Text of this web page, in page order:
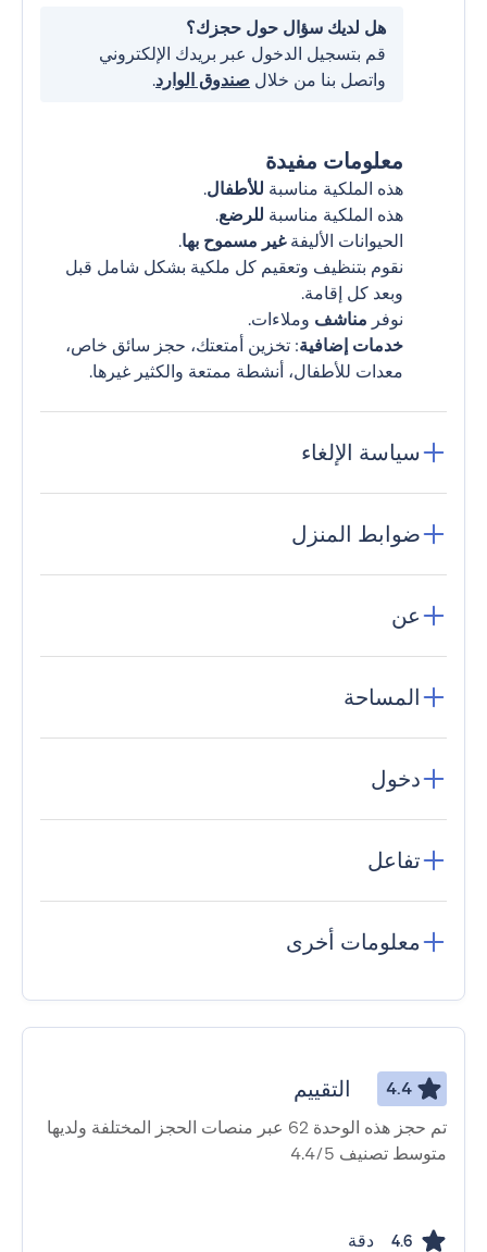
هل لديك سؤال حول حجزك؟
قم بتسجيل الدخول عبر بريدك الإلكتروني
واتصل بنا من خلال صندوق الوارد.
معلومات مفيدة
هذه الملكية مناسبة للأطفال.
هذه الملكية مناسبة للرضع.
الحيوانات الأليفةغير مسموح بها.
نقوم بتنظيف وتعقيم كل ملكية بشكل شامل قبل
وبعد كل إقامة.
نوفر مناشف وملاءات.
خدمات إضافية: تخزين أمتعتك، حجز سائق خاص،
معدات للأطفال، أنشطة ممتعة والكثير غيرها.
سياسة الإلغاء
ضوابط المنزل
عن
المساحة
دخول
تفاعل
معلومات أخرى
4.4 التقييم
تم حجز هذه الوحدة 62 عبر منصات الحجز المختلفة ولديها
متوسط ​​تصنيف 4.4/5
4.6 دقة